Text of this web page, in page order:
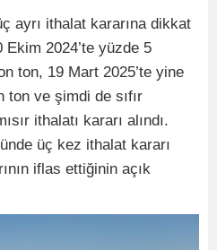
ayrı ithalat kararına dikkat
2024’te yüzde 5
ton, 19 Mart 2025’te yine
ve şimdi de sıfır
ithalatı kararı alındı.
üç kez ithalat kararı
iflas ettiğinin açık